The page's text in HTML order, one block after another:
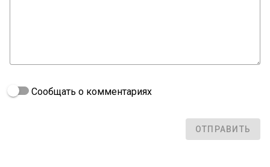
Сообщать о комментариях
ОТПРАВИТЬ